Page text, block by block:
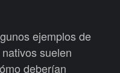
ejemplos de
suelen
deberían